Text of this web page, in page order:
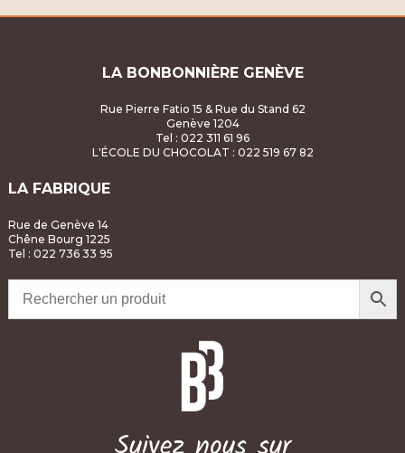
LA BONBONNIÈRE GENÈVE
Rue Pierre Fatio 15 & Rue du Stand 62
Genève 1204
Tel : 022 311 61 96
L'ÉCOLE DU CHOCOLAT : 022 519 67 82
LA FABRIQUE
Rue de Genève 14
Chêne Bourg 1225
Tel : 022 736 33 95